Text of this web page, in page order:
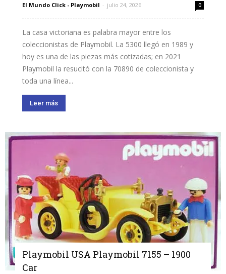
El Mundo Click - Playmobil - julio 24, 2026 0
La casa victoriana es palabra mayor entre los
coleccionistas de Playmobil. La 5300 llegó en 1989 y
hoy es una de las piezas más cotizadas; en 2021
Playmobil la resucitó con la 70890 de coleccionista y
toda una línea...
Leer más
Playmobil USA Playmobil 7155 – 1900
Car